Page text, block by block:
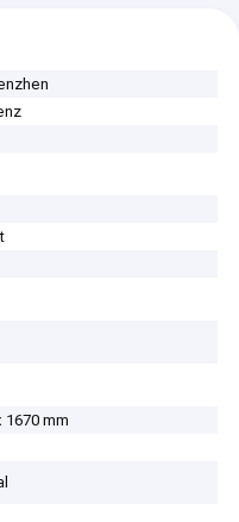
1670 mm